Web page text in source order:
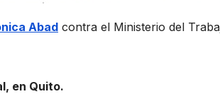
Abad contra el Ministerio del
en Quito.